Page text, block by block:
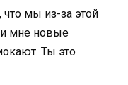
мы из-за этой
мне новые
Ты это